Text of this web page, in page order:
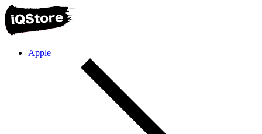
Apple